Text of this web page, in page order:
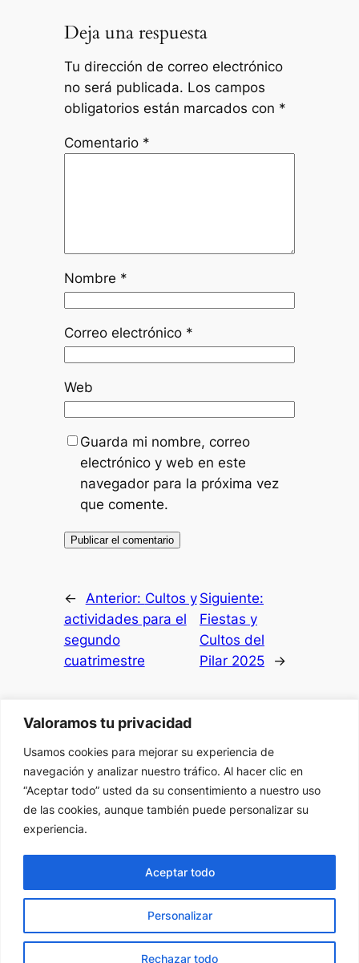
Valoramos tu privacidad
Usamos cookies para mejorar su experiencia de
navegación y analizar nuestro tráfico. Al hacer clic en
“Aceptar todo” usted da su consentimiento a nuestro uso
de las cookies, aunque también puede personalizar su
experiencia.
Personalizar
Rechazar todo
Aceptar todo
Deja una respuesta
Tu dirección de correo electrónico
no será publicada. Los campos
obligatorios están marcados con *
Comentario *
Nombre *
Correo electrónico *
Web
Guarda mi nombre, correo
electrónico y web en este
navegador para la próxima vez
que comente.
← Anterior: Cultos y
actividades para el
segundo
cuatrimestre
Siguiente:
Fiestas y
Cultos del
Pilar 2025
→
Caballeros y Damas del Pilar
Acerca de
Historia
Privacidad
Términos y condiciones
Contacta con consotros
Social
Instagram
Diseñado conWordPress